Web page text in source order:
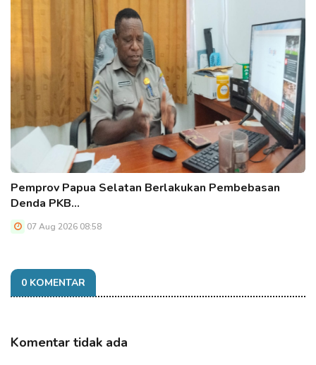
Pemprov Papua Selatan Berlakukan Pembebasan
Denda PKB…
07 Aug 2026 08:58
0 KOMENTAR
Komentar tidak ada